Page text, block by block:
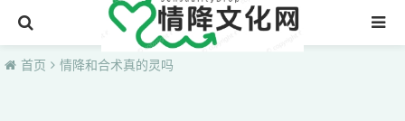
首页
首页 情降和合术真的灵吗